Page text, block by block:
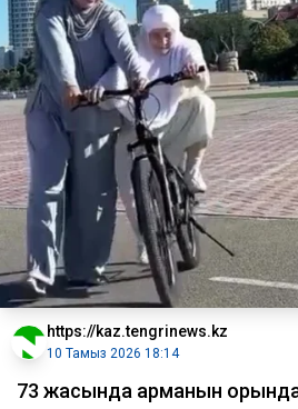
https://kaz.tengrinews.kz
10 Тамыз 2026 18:14
73 жасында арманын